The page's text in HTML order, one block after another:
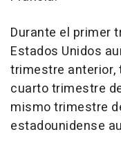
Durante el primer
Estados Unidos
trimestre anterior,
cuarto trimestre
mismo trimestre
estadounidense